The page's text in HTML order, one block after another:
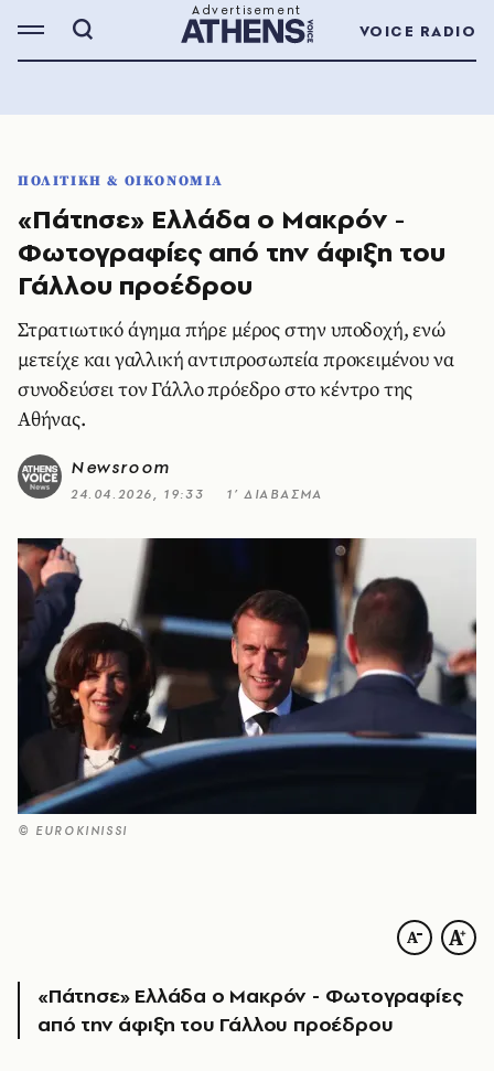
VOICE RADIO
ΠΟΛΙΤΙΚΗ & ΟΙΚΟΝΟΜΙΑ
«Πάτησε» Ελλάδα ο Μακρόν -
Φωτογραφίες από την άφιξη του
Γάλλου προέδρου
Στρατιωτικό άγημα πήρε μέρος στην υποδοχή, ενώ
μετείχε και γαλλική αντιπροσωπεία προκειμένου να
συνοδεύσει τον Γάλλο πρόεδρο στο κέντρο της
Αθήνας.
Newsroom
24.04.2026, 19:33 1’ ΔΙΑΒΑΣΜΑ
© EUROKINISSI
«Πάτησε» Ελλάδα ο Μακρόν - Φωτογραφίες
από την άφιξη του Γάλλου προέδρου